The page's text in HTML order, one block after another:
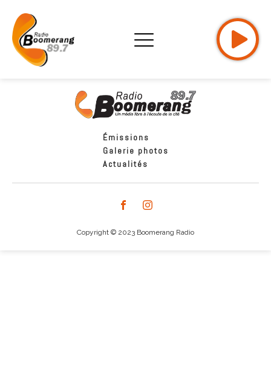
Émissions
Galerie photos
Actualités
Copyright © 2023 Boomerang Radio